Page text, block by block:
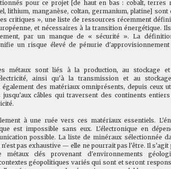
pour ce projet [de haut en bas : cobalt, terres
lithium, manganèse, coltan, germanium, platine] sont
critiques », une liste de ressources récemment
et nécessaires à la transition énergétique.
par un manque de « sécurité ». La
un risque élevé de pénurie
métaux sont liés à la production, au stockage
ainsi qu'à la transmission et au
également des matériaux omniprésents, depuis ceux
câbles qui traversent des continents
à une ruée vers ces matériaux essentiels.
est impossible sans eux. L'électronique en
possible. La liste de minéraux sélectionnée
n'est pas exhaustive — elle ne pourrait pas l'être. Il s'agit
clés provenant d'environnements
géopolitiques variés qui sont et seront